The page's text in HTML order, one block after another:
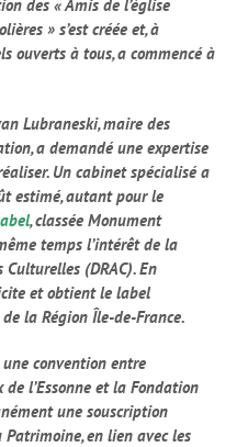
des « Amis de l’église
» s’est créée et, à
ouverts à tous, a commencé à
Lubraneski, maire des
a demandé une expertise
Un cabinet spécialisé a
estimé, autant pour le
, classée Monument
temps l’intérêt de la
(DRAC). En
et obtient le label
la Région Île-de-France.
convention entre
de l’Essonne et la Fondation
une souscription
en lien avec les